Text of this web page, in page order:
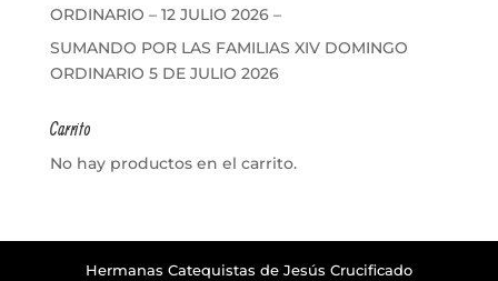
ORDINARIO – 12 JULIO 2026 –
SUMANDO POR LAS FAMILIAS XIV DOMINGO
ORDINARIO 5 DE JULIO 2026
Carrito
No hay productos en el carrito.
Hermanas Catequistas de Jesús Crucificado